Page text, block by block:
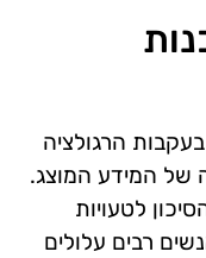
הרגולציה
של המידע המוצג.
לטעויות
רבים עלולים